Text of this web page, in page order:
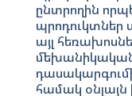
ընտրողին
պրոդուկտներ
այլ
համակ